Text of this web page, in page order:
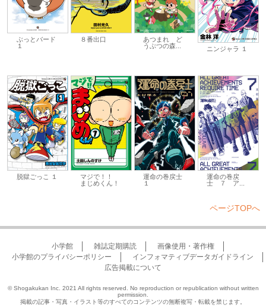
ぶっとバード
１
８番出口
あつまれ ど
うぶつの森...
ニンジャラ １
脱獄ごっこ １
マジで！！
まじめくん！
運命の巻戻士
１
運命の巻戻
士 ７ ア...
ページTOPへ
小学館 雑誌定期購読
画像使用・著作権
小学館のプライバシーポリシー
インフォマティブデータガイドライン
広告掲載について
© Shogakukan Inc. 2021 All rights reserved. No reproduction or republication without written
permission.
掲載の記事・写真・イラスト等のすべてのコンテンツの無断複写・転載を禁じます。